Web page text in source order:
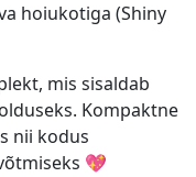
hoiukotiga (Shiny
mis sisaldab
Kompaktne
nii kodus
💖